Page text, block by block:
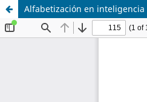
Alfabetización en